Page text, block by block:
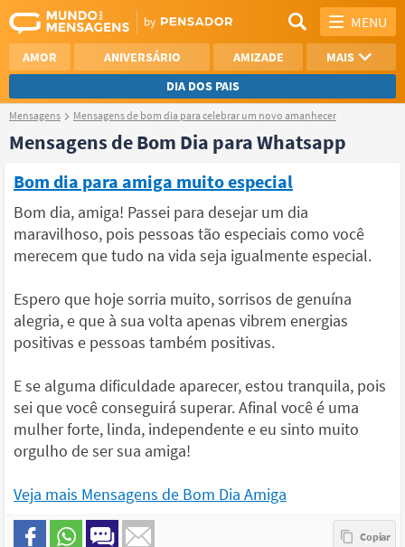
MENU
AMOR ANIVERSÁRIO AMIZADE
MAIS
DIA DOS PAIS
REFLEXÃO
AGRADECIMENTO
NAMORO
VER TODAS
Mensagens Mensagens de bom dia para celebrar um novo amanhecer
Mensagens de Bom Dia para Whatsapp
Bom dia para amiga muito especial
Bom dia, amiga! Passei para desejar um dia
maravilhoso, pois pessoas tão especiais como você
merecem que tudo na vida seja igualmente especial.
Espero que hoje sorria muito, sorrisos de genuína
alegria, e que à sua volta apenas vibrem energias
positivas e pessoas também positivas.
E se alguma dificuldade aparecer, estou tranquila, pois
sei que você conseguirá superar. Afinal você é uma
mulher forte, linda, independente e eu sinto muito
orgulho de ser sua amiga!
Veja mais Mensagens de Bom Dia Amiga